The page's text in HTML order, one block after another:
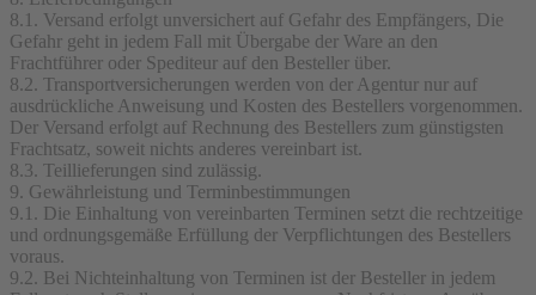
8.1. Versand erfolgt unversichert auf Gefahr des Empfängers, Die
Gefahr geht in jedem Fall mit Übergabe der Ware an den
Frachtführer oder Spediteur auf den Besteller über.
8.2. Transportversicherungen werden von der Agentur nur auf
ausdrückliche Anweisung und Kosten des Bestellers vorgenommen.
Der Versand erfolgt auf Rechnung des Bestellers zum günstigsten
Frachtsatz, soweit nichts anderes vereinbart ist.
8.3. Teillieferungen sind zulässig.
9. Gewährleistung und Terminbestimmungen
9.1. Die Einhaltung von vereinbarten Terminen setzt die rechtzeitige
und ordnungsgemäße Erfüllung der Verpflichtungen des Bestellers
voraus.
9.2. Bei Nichteinhaltung von Terminen ist der Besteller in jedem